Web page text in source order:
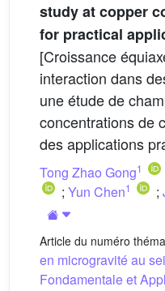
study at copper
for practical
[Croissance
interaction dans
une étude de
concentrations de
des applications
Tong Zhao Gong1
; Yun Chen1 ;
Article du numéro
en microgravité au
Fondamentale et